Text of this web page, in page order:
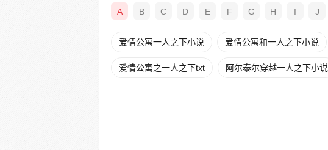
A B C D E F G H I J
爱情公寓一人之下小说 爱情公寓和一人之下小说
爱情公寓之一人之下txt 阿尔泰尔穿越一人之下小说